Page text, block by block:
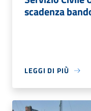
scadenza
LEGGI DI PIÙ